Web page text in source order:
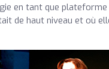
en tant que
de haut niveau et où